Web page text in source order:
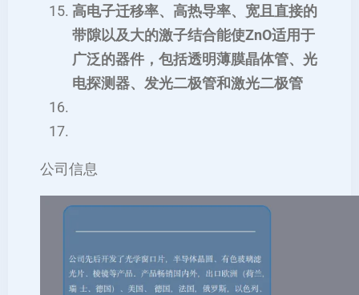
高电子迁移率、高热导率、宽且直接的
带隙以及大的激子结合能使ZnO适用于
广泛的器件，包括透明薄膜晶体管、光
电探测器、发光二极管和激光二极管
公司信息